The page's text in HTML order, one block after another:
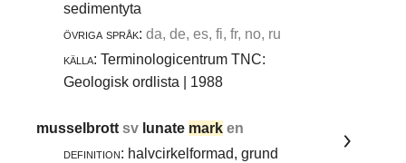
sedimentyta
övriga språk: da, de, es, fi, fr, no, ru
källa: Terminologicentrum TNC:
Geologisk ordlista | 1988
musselbrottsv lunate mark en
definition: halvcirkelformad, grund